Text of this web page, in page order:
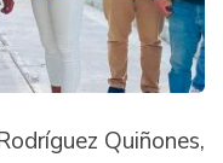
Quiñones,